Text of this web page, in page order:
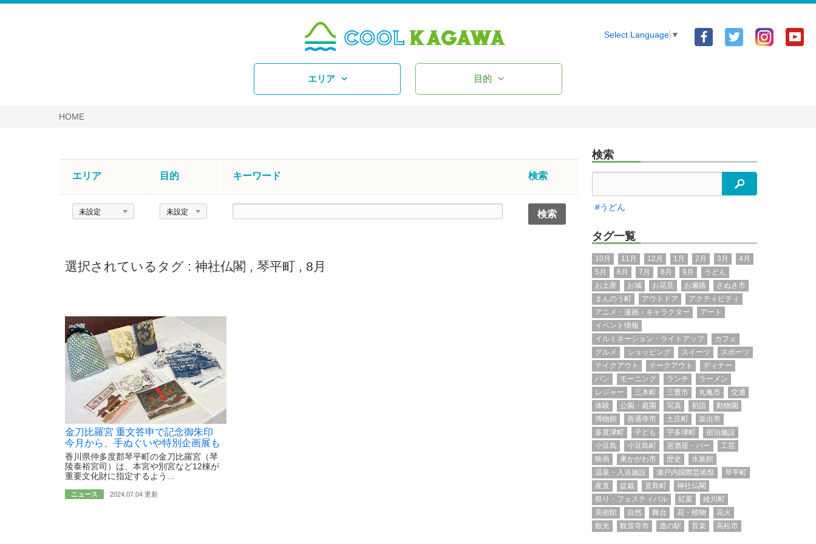
Facebook
Twitter
Select Language ▼
エリア 目的
HOME
エリア 目的 キーワード 検索
エ
目
ド
選択されているタグ : 神社仏閣 , 琴平町 , 8月
金刀比羅宮 重文答申で記念御朱印
今月から、手ぬぐいや特別企画展も
香川県仲多度郡琴平町の金刀比羅宮（琴
陵泰裕宮司）は、本宮や別宮など12棟が
重要文化財に指定するよう...
ニュース 2024.07.04 更新
検索
検索
#うどん
タグ一覧
10月 11月 12月 1月 2月 3月
4月
5月
6月 7月 8月 9月
うどん
お土産
お城 お花見 お遍路
さぬき市
まんのう町
アウトドア
アクティビティ
アニメ・漫画・キャラクター
アート
イベント情報
イルミネーション・ライトアップ
カフェ
グルメ
ショッピング スイーツ
スポーツ
テイクアウト
テークアウト
ディナー
パン
モーニング ランチ
ラーメン
レジャー
三木町 三豊市 丸亀市
交通
体験
公園・庭園 写真 初詣
動物園
博物館
善通寺市 土庄町
坂出市
多度津町
子ども 宇多津町
宿泊施設
小豆島
小豆島町 居酒屋・バー
工芸
映画
東かがわ市 歴史
水族館
温泉・入浴施設
瀬戸内国際芸術祭
琴平町
産直
盆栽 直島町
神社仏閣
祭り・フェスティバル
紅葉
綾川町
美術館
自然 舞台 花・植物
花火
観光
観音寺市 道の駅 音楽 高松市